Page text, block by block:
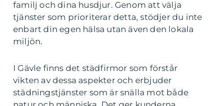
familj och dina husdjur. Genom att välja
tjänster som prioriterar detta, stödjer du inte
enbart din egen hälsa utan även den lokala
miljön.
I Gävle finns det städfirmor som förstår
vikten av dessa aspekter och erbjuder
städningstjänster som är snälla mot både